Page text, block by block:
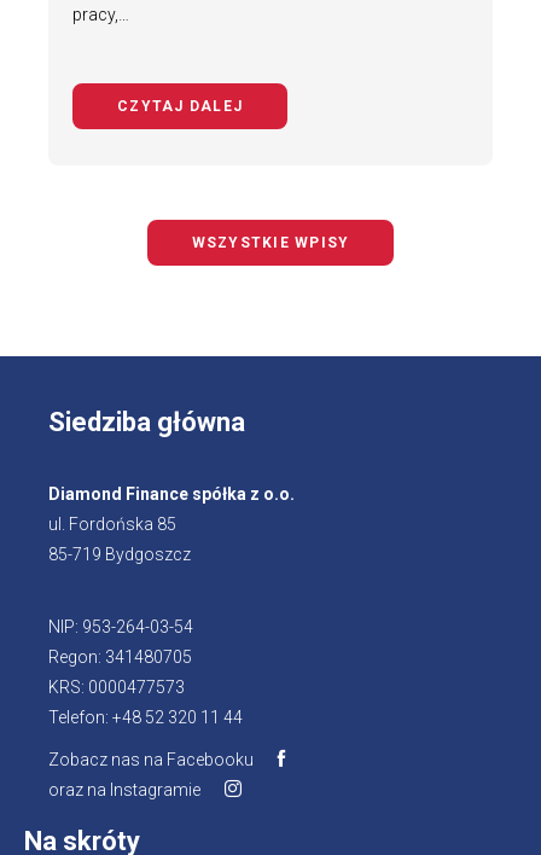
pracy,…
CZYTAJ DALEJ
WSZYSTKIE WPISY
Siedziba główna
Diamond Finance spółka z o.o.
ul. Fordońska 85
85-719 Bydgoszcz
NIP: 953-264-03-54
Regon: 341480705
KRS: 0000477573
Telefon: +48 52 320 11 44
Zobacz nas na Facebooku Otworzy
oraz na Instagramie Otworzy
Na skróty